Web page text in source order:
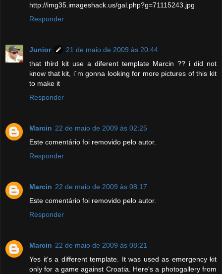
http://img35.imageshack.us/gal.php?g=71115243.jpg
Responder
Junior
21 de maio de 2009 às 20:44
that third kit use a diferent template Marcin ?? i did not
know that kit, i´m gonna looking for more pictures of this kit
to make it
Responder
Marcin 22 de maio de 2009 às 02:25
Este comentário foi removido pelo autor.
Responder
Marcin 22 de maio de 2009 às 08:17
Este comentário foi removido pelo autor.
Responder
Marcin 22 de maio de 2009 às 08:21
Yes it's a different template. It was used as emergency kit
only for a game against Croatia. Here's a photogallery from